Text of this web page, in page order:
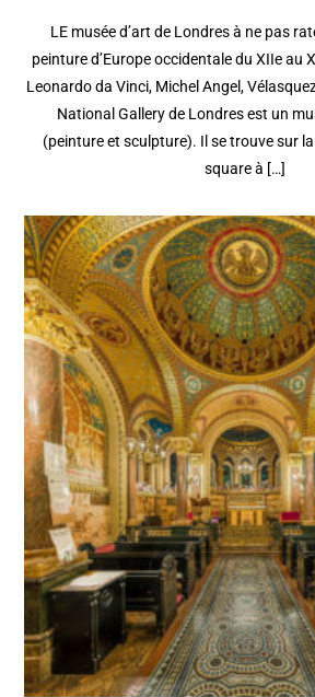
LE musée d’art de Londres à ne pas
peinture d’Europe occidentale du XIIe au
Leonardo da Vinci, Michel Angel,
National Gallery de Londres est un
(peinture et sculpture). Il se trouve sur
square à […]